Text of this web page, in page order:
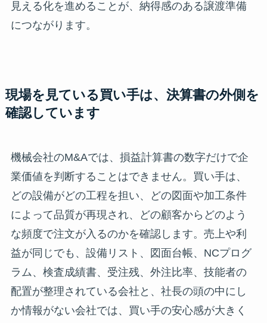
見える化を進めることが、納得感のある譲渡準備
につながります。
現場を見ている買い手は、決算書の外側を
確認しています
機械会社のM&Aでは、損益計算書の数字だけで企
業価値を判断することはできません。買い手は、
どの設備がどの工程を担い、どの図面や加工条件
によって品質が再現され、どの顧客からどのよう
な頻度で注文が入るのかを確認します。売上や利
益が同じでも、設備リスト、図面台帳、NCプログ
ラム、検査成績書、受注残、外注比率、技能者の
配置が整理されている会社と、社長の頭の中にし
か情報がない会社では、買い手の安心感が大きく